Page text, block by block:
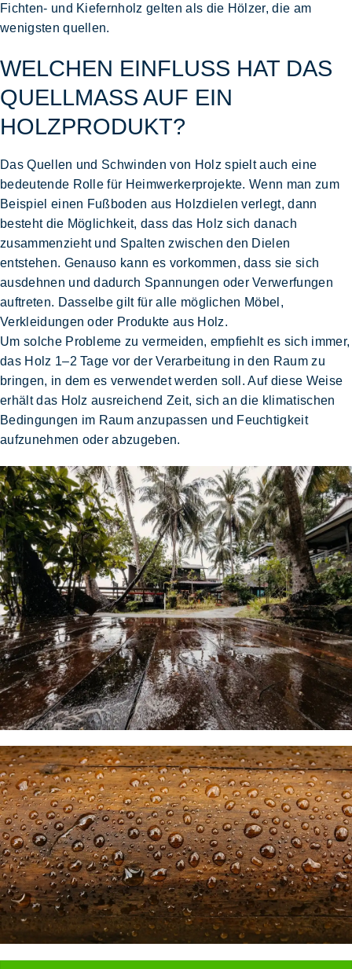
Fichten- und Kiefernholz gelten als die Hölzer, die am
wenigsten quellen.
WELCHEN EINFLUSS HAT DAS
QUELLMASS AUF EIN H
OLZPRODUKT?
Das Quellen und Schwinden von Holz spielt auch eine
bedeutende Rolle für Heimwerkerprojekte. Wenn man zum
Beispiel einen Fußboden aus Holzdielen verlegt, dann
besteht die Möglichkeit, dass das Holz sich danach
zusammenzieht und Spalten zwischen den Dielen
entstehen. Genauso kann es vorkommen, dass sie sich
ausdehnen und dadurch Spannungen oder Verwerfungen
auftreten. Dasselbe gilt für alle möglichen Möbel,
Verkleidungen oder Produkte aus Holz.
Um solche Probleme zu vermeiden, empfiehlt es sich immer,
das Holz 1–2 Tage vor der Verarbeitung in den Raum zu
bringen, in dem es verwendet werden soll. Auf diese Weise
erhält das Holz ausreichend Zeit, sich an die klimatischen
Bedingungen im Raum anzupassen und Feuchtigkeit
aufzunehmen oder abzugeben.